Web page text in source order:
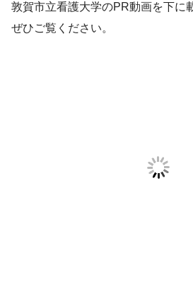
敦賀市立看護大学のPR動画を下に
ぜひご覧ください。